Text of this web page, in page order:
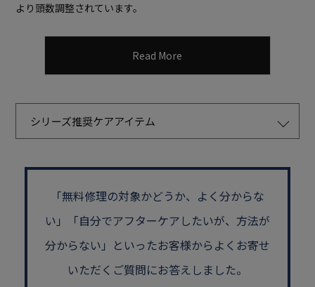
より頭数調整されています。
Read More
シリーズ推奨ケアアイテム
「無料修理の対象かどうか、よく分からな
い」
「自分でアフターケアしたいが、方法が
分からない」といったお客様からよくお寄せ
いただくご質問にお答えしました。